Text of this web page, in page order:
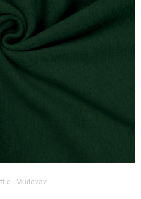
- Muddväv